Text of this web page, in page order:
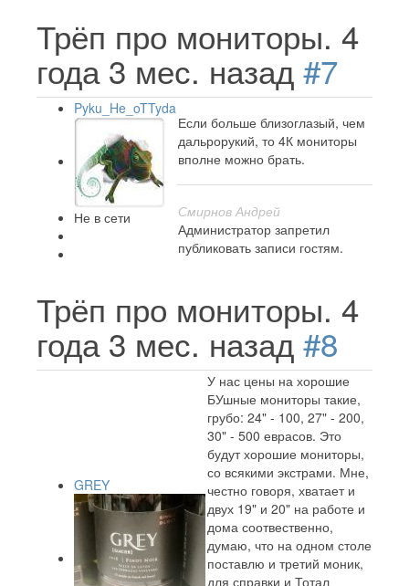
Трёп про мониторы. 4
года 3 мес. назад #7
Pyku_He_oTTyda
Не в сети
Если больше близоглазый, чем
дальрорукий, то 4К мониторы
вполне можно брать.
Смирнов Андрей
Администратор запретил
публиковать записи гостям.
Трёп про мониторы. 4
года 3 мес. назад #8
GREY
У нас цены на хорошие
БУшные мониторы такие,
грубо: 24" - 100, 27" - 200,
30" - 500 еврасов. Это
будут хорошие мониторы,
со всякими экстрами. Мне,
честно говоря, хватает и
двух 19" и 20" на работе и
дома соотвественно,
думаю, что на одном столе
поставлю и третий моник,
для справки и Тотал